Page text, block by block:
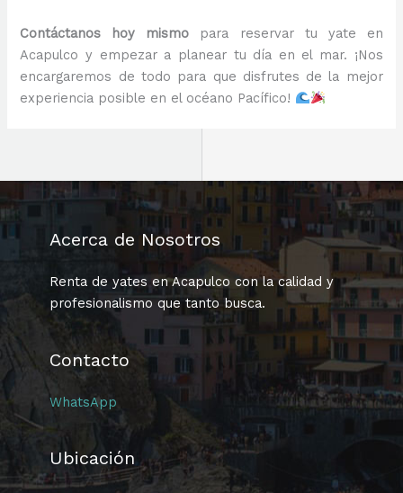
Contáctanos hoy mismo para reservar tu yate en
Acapulco y empezar a planear tu día en el mar. ¡Nos
encargaremos de todo para que disfrutes de la mejor
experiencia posible en el océano Pacífico!
Acerca de Nosotros
Renta de yates en Acapulco con la calidad y
profesionalismo que tanto busca.
Contacto
WhatsApp
Ubicación